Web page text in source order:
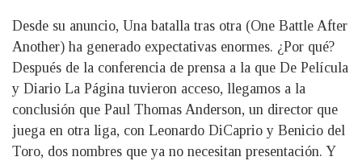
Desde su anuncio, Una batalla tras otra (One Battle After
Another) ha generado expectativas enormes. ¿Por qué?
Después de la conferencia de prensa a la que De Película
y Diario La Página tuvieron acceso, llegamos a la
conclusión que Paul Thomas Anderson, un director que
juega en otra liga, con Leonardo DiCaprio y Benicio del
Toro, dos nombres que ya no necesitan presentación. Y